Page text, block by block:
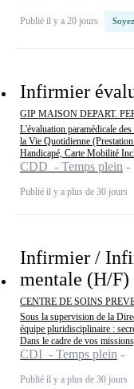
Publié il y a 20 jours
Infirmier
GIP MAISON DEPART.
L'évaluation paramédicale
la Vie Quotidienne
Handicapé, Carte Mobilité
CDD - Temps plein
Publié il y a plus de 30 jours
Infirmier /
mentale (H/F)
CENTRE DE SOINS
Sous la supervision de la
équipe pluridisciplinaire :
Dans le cadre de vos
CDI - Temps plein
Publié il y a plus de 30 jours